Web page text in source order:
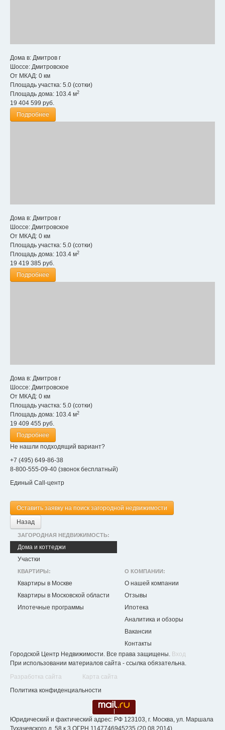
Дома в: Дмитров г
Шоссе: Дмитровское
От МКАД: 0 км
Площадь участка: 5.0 (сотки)
Площадь дома: 103.4 м2
19 404 599 руб.
Подробнее
Дома в: Дмитров г
Шоссе: Дмитровское
От МКАД: 0 км
Площадь участка: 5.0 (сотки)
Площадь дома: 103.4 м2
19 419 385 руб.
Подробнее
Дома в: Дмитров г
Шоссе: Дмитровское
От МКАД: 0 км
Площадь участка: 5.0 (сотки)
Площадь дома: 103.4 м2
19 409 455 руб.
Подробнее
Не нашли подходящий вариант?
+7 (495) 649-86-38
8-800-555-09-40 (звонок бесплатный)
Единый Call-центр
Оставить заявку на поиск загородной недвижимости
Назад
ЗАГОРОДНАЯ НЕДВИЖИМОСТЬ:
Дома и коттеджи
Участки
КВАРТИРЫ:
Квартиры в Москве
Квартиры в Московской области
Ипотечные программы
О КОМПАНИИ:
О нашей компании
Отзывы
Ипотека
Аналитика и обзоры
Вакансии
Контакты
Городской Центр Недвижимости. Все права защищены. Вход
При использовании материалов сайта - ссылка обязательна.
Разработка сайта
Карта сайта
Политика конфиденциальности
Юридический и фактический адрес: РФ 123103, г. Москва, ул. Маршала